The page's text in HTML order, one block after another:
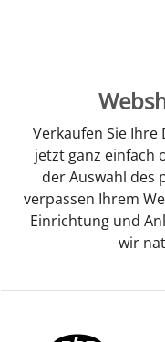
Verkaufen Sie
jetzt ganz einfach
der Auswahl des
verpassen Ihrem
Einrichtung und
wir